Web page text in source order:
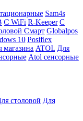
Sam4s
С WiFi R-Keeper С
Смарт Globalpos
10 Posiflex
магазина ATOL Для
Atol сенсорные
столовой Для